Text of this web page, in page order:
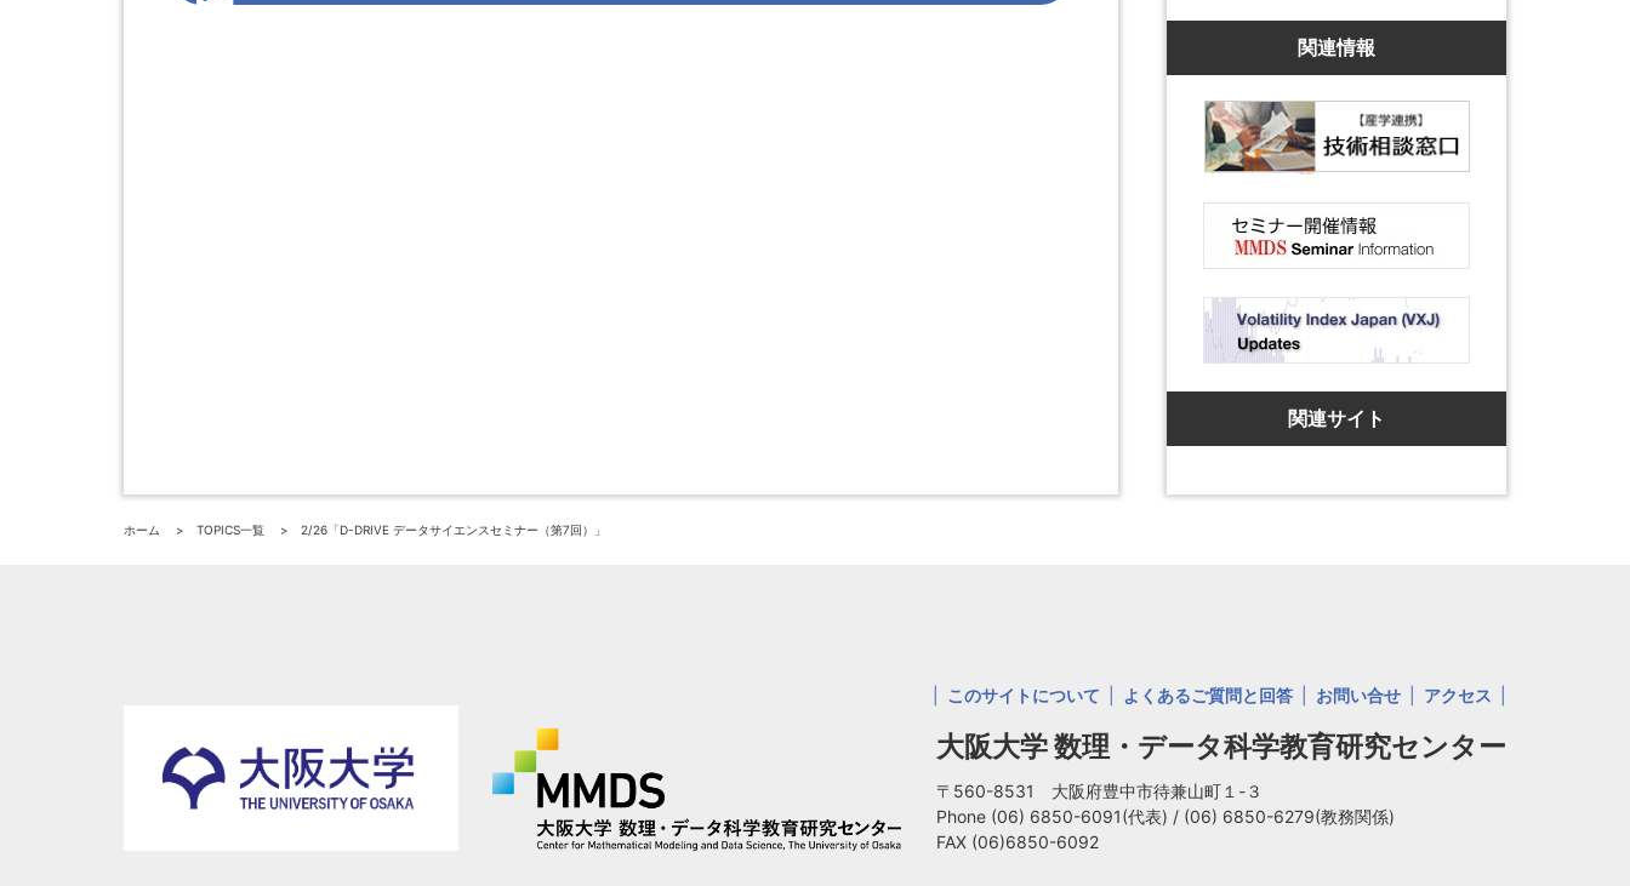
関連情報
関連サイト
ホーム TOPICS一覧 2/26「D-DRIVE データサイエンスセミナー（第7回）」
このサイトについて よくあるご質問と回答 お問い合せ アクセス
大阪大学 数理・データ科学教育研究センター
〒560-8531 大阪府豊中市待兼山町１-３
Phone (06) 6850-6091(代表) / (06) 6850-6279(教務関係)
FAX (06)6850-6092